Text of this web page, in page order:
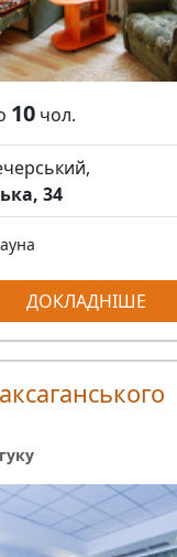
10 чол.
34
ДОКЛАДНІШЕ